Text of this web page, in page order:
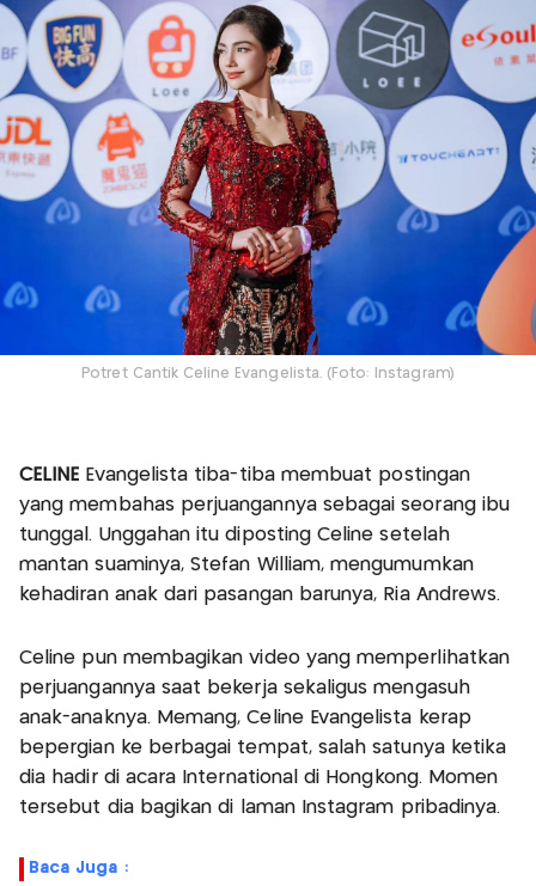
Potret Cantik Celine Evangelista. (Foto: Instagram)
CELINE Evangelista tiba-tiba membuat postingan
yang membahas perjuangannya sebagai seorang ibu
tunggal. Unggahan itu diposting Celine setelah
mantan suaminya, Stefan William, mengumumkan
kehadiran anak dari pasangan barunya, Ria Andrews.
Celine pun membagikan video yang memperlihatkan
perjuangannya saat bekerja sekaligus mengasuh
anak-anaknya. Memang, Celine Evangelista kerap
bepergian ke berbagai tempat, salah satunya ketika
dia hadir di acara International di Hongkong. Momen
tersebut dia bagikan di laman Instagram pribadinya.
Baca Juga :